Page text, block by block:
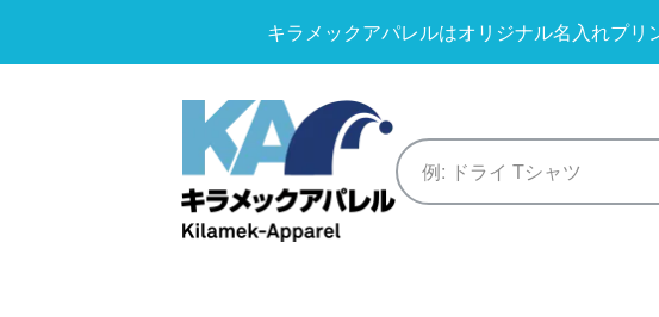
キラメックアパレルはオリジナル名入れプリ